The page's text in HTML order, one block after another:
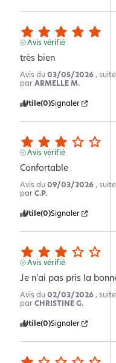
Avis vérifié
très bien
Avis du 03/05/2026 ,
par ARMELLE M.
Utile(0)Signaler
Avis vérifié
Confortable
Avis du 09/03/2026 ,
par C.P.
Utile(0)Signaler
Avis vérifié
Je n'ai pas pris la
Avis du 02/03/2026 ,
par CHRISTINE G.
Utile(0)Signaler